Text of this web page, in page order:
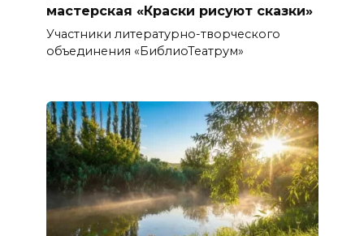
мастерская «Краски рисуют сказки»
Участники литературно-творческого
объединения «БиблиоТеатрум»